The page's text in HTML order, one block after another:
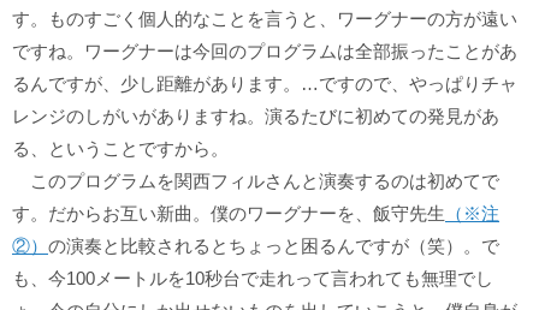
す。ものすごく個人的なことを言うと、ワーグナーの方が遠い
ですね。ワーグナーは今回のプログラムは全部振ったことがあ
るんですが、少し距離があります。…ですので、やっぱりチャ
レンジのしがいがありますね。演るたびに初めての発見があ
る、ということですから。
このプログラムを関西フィルさんと演奏するのは初めてで
す。だからお互い新曲。僕のワーグナーを、飯守先生 （※注
②） の演奏と比較されるとちょっと困るんですが（笑）。で
も、今100メートルを10秒台で走れって言われても無理でし